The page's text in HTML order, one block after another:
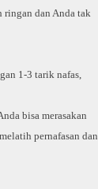
ringan dan Anda tak
1-3 tarik nafas,
bisa merasakan
pernafasan dan